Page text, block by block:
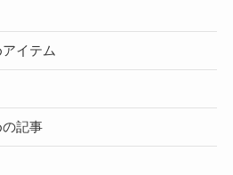
イテム
記事